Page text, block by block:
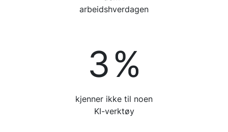
arbeidshverdagen
3%
kjenner ikke til noen
KI-verktøy